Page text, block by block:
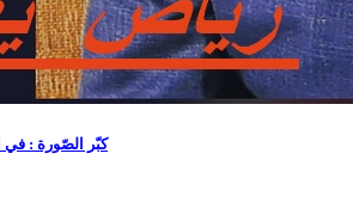
كبّر الصّورة : في